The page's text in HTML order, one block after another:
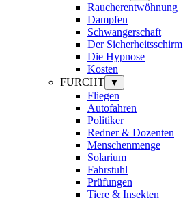
Raucherentwöhnung
Dampfen
Schwangerschaft
Der Sicherheitsschirm
Die Hypnose
Kosten
FURCHT
▼
Fliegen
Autofahren
Politiker
Redner & Dozenten
Menschenmenge
Solarium
Fahrstuhl
Prüfungen
Tiere & Insekten